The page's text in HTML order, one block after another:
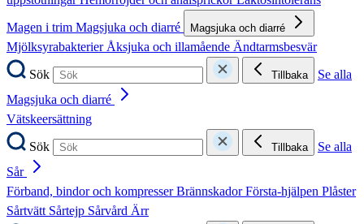
Magen i trim Magsjuka och diarré Magsjuka och diarré
MjölksyrabakterierÅksjuka och illamående Ändtarmsbesvär
Sök
Tillbaka
Se alla
Magsjuka och diarré
Vätskeersättning
Sök
Tillbaka
Se alla
Sår
Förband, bindor och kompresserBrännskadorFörsta-hjälpen Plåster
Sårtvätt Sårtejp Sårvård Ärr